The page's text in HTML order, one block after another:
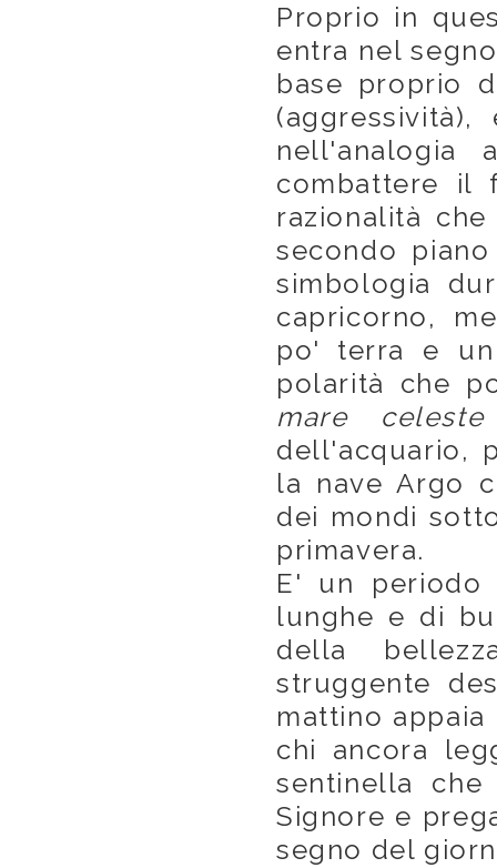
Proprio in
entra nel
base proprio
nell'analogia
combattere
razionalità
secondo
simbologia
capricorno,
po' terra e
polarità che
mare celeste
dell'acquario,
la nave Argo
dei mondi
primavera.
E' un
lunghe e di
della
struggente
mattino
chi ancora
sentinella
Signore e
segno del